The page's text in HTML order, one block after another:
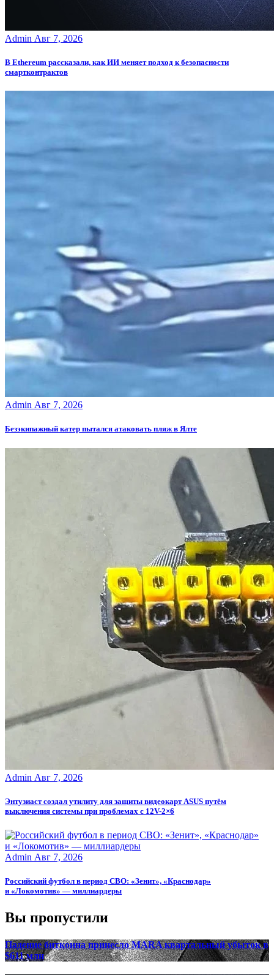
Admin Авг 7, 2026
В Ethereum рассказали, как ИИ меняет подход к безопасности
смартконтрактов
Admin Авг 7, 2026
Безэкипажный катер пытался атаковать пляж в Ялте
Admin Авг 7, 2026
Энтузиаст создал утилиту для защиты видеокарт ASUS путём
выключения системы при проблемах с 12V-2×6
Admin Авг 7, 2026
Российский футбол в период СВО: «Зенит», «Краснодар»
и «Локомотив» — миллиардеры
Вы пропустили
Падение биткоина принесло MARA квартальный убыток в
$611 млн